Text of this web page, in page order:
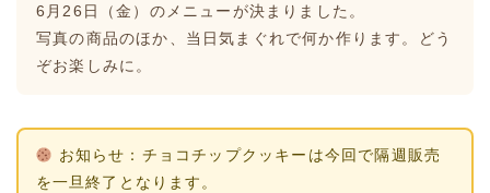
6月26日（金）のメニューが決まりました。
写真の商品のほか、当日気まぐれで何か作ります。どう
ぞお楽しみに。
お知らせ：チョコチップクッキーは今回で隔週販売
を一旦終了となります。